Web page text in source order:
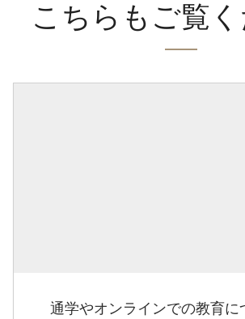
こちらもご覧
通学やオンラインでの教育に